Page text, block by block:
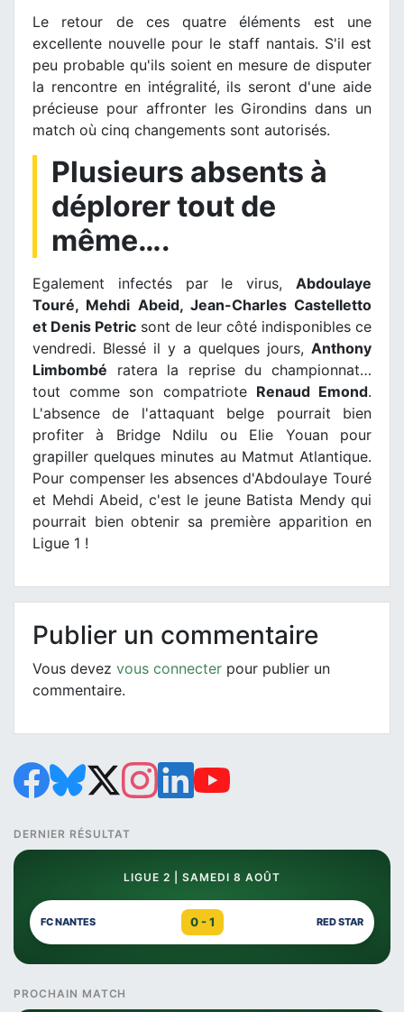
Le retour de ces quatre éléments est une
excellente nouvelle pour le staff nantais. S'il est
peu probable qu'ils soient en mesure de disputer
la rencontre en intégralité, ils seront d'une aide
précieuse pour affronter les Girondins dans un
match où cinq changements sont autorisés.
Plusieurs absents à
déplorer tout de
même….
Egalement infectés par le virus, Abdoulaye
Touré, Mehdi Abeid, Jean-Charles Castelletto
et Denis Petric sont de leur côté indisponibles ce
vendredi. Blessé il y a quelques jours, Anthony
Limbombé ratera la reprise du championnat…
tout comme son compatriote Renaud Emond.
L'absence de l'attaquant belge pourrait bien
profiter à Bridge Ndilu ou Elie Youan pour
grapiller quelques minutes au Matmut Atlantique.
Pour compenser les absences d'Abdoulaye Touré
et Mehdi Abeid, c'est le jeune Batista Mendy qui
pourrait bien obtenir sa première apparition en
Ligue 1 !
Publier un commentaire
Vous devez vous connecter pour publier un
commentaire.
DERNIER RÉSULTAT
LIGUE 2 | SAMEDI 8 AOÛT
FC NANTES 0 - 1 RED STAR
PROCHAIN MATCH